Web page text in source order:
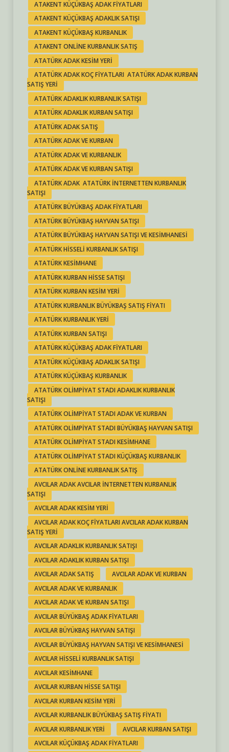
ATAKENT KÜÇÜKBAŞ ADAK FIYATLARI
ATAKENT KÜÇÜKBAŞ ADAKLIK SATIŞI
ATAKENT KÜÇÜKBAŞ KURBANLIK
ATAKENT ONLINE KURBANLIK SATIŞ
ATATÜRK ADAK KESIM YERI
ATATÜRK ADAK KOÇ FIYATLARI ATATÜRK ADAK KURBAN
SATIŞ YERI
ATATÜRK ADAKLIK KURBANLIK SATIŞI
ATATÜRK ADAKLIK KURBAN SATIŞI
ATATÜRK ADAK SATIŞ
ATATÜRK ADAK VE KURBAN
ATATÜRK ADAK VE KURBANLIK
ATATÜRK ADAK VE KURBAN SATIŞI
ATATÜRK ADAK ATATÜRK INTERNETTEN KURBANLIK
SATIŞI
ATATÜRK BÜYÜKBAŞ ADAK FIYATLARI
ATATÜRK BÜYÜKBAŞ HAYVAN SATIŞI
ATATÜRK BÜYÜKBAŞ HAYVAN SATIŞI VE KESIMHANESI
ATATÜRK HISSELI KURBANLIK SATIŞI
ATATÜRK KESIMHANE
ATATÜRK KURBAN HISSE SATIŞI
ATATÜRK KURBAN KESIM YERI
ATATÜRK KURBANLIK BÜYÜKBAŞ SATIŞ FIYATI
ATATÜRK KURBANLIK YERI
ATATÜRK KURBAN SATIŞI
ATATÜRK KÜÇÜKBAŞ ADAK FIYATLARI
ATATÜRK KÜÇÜKBAŞ ADAKLIK SATIŞI
ATATÜRK KÜÇÜKBAŞ KURBANLIK
ATATÜRK OLIMPIYAT STADI ADAKLIK KURBANLIK
SATIŞI
ATATÜRK OLIMPIYAT STADI ADAK VE KURBAN
ATATÜRK OLIMPIYAT STADI BÜYÜKBAŞ HAYVAN SATIŞI
ATATÜRK OLIMPIYAT STADI KESIMHANE
ATATÜRK OLIMPIYAT STADI KÜÇÜKBAŞ KURBANLIK
ATATÜRK ONLINE KURBANLIK SATIŞ
AVCILAR ADAK AVCILAR INTERNETTEN KURBANLIK
SATIŞI
AVCILAR ADAK KESIM YERI
AVCILAR ADAK KOÇ FIYATLARI AVCILAR ADAK KURBAN
SATIŞ YERI
AVCILAR ADAKLIK KURBANLIK SATIŞI
AVCILAR ADAKLIK KURBAN SATIŞI
AVCILAR ADAK SATIŞ
AVCILAR ADAK VE KURBAN
AVCILAR ADAK VE KURBANLIK
AVCILAR ADAK VE KURBAN SATIŞI
AVCILAR BÜYÜKBAŞ ADAK FIYATLARI
AVCILAR BÜYÜKBAŞ HAYVAN SATIŞI
AVCILAR BÜYÜKBAŞ HAYVAN SATIŞI VE KESIMHANESI
AVCILAR HISSELI KURBANLIK SATIŞI
AVCILAR KESIMHANE
AVCILAR KURBAN HISSE SATIŞI
AVCILAR KURBAN KESIM YERI
AVCILAR KURBANLIK BÜYÜKBAŞ SATIŞ FIYATI
AVCILAR KURBANLIK YERI
AVCILAR KURBAN SATIŞI
AVCILAR KÜÇÜKBAŞ ADAK FIYATLARI